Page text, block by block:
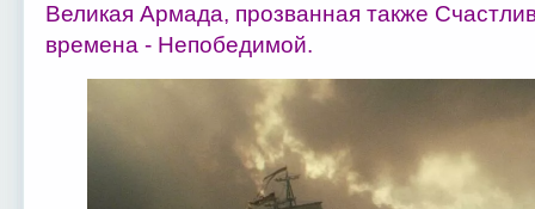
Великая Армада, прозванная также
времена - Непобедимой.